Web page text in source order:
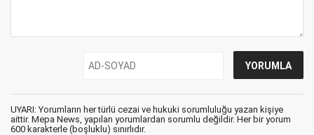
UYARI: Yorumların her türlü cezai ve hukuki sorumluluğu yazan kişiye
aittir. Mepa News, yapılan yorumlardan sorumlu değildir. Her bir yorum
600 karakterle (boşluklu) sınırlıdır.